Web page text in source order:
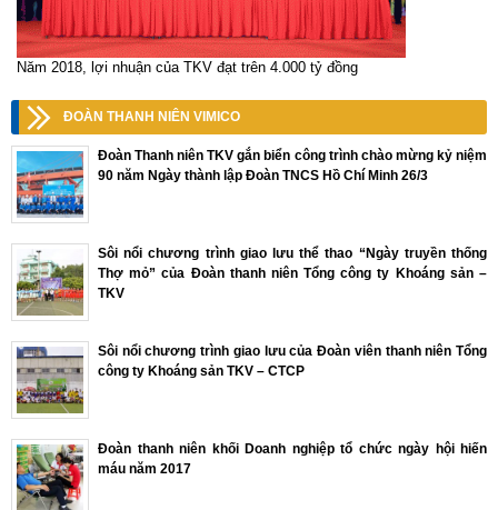
Năm 2018, lợi nhuận của TKV đạt trên 4.000 tỷ đồng
ĐOÀN THANH NIÊN VIMICO
Đoàn Thanh niên TKV gắn biển công trình chào mừng kỷ niệm
90 năm Ngày thành lập Đoàn TNCS Hồ Chí Minh 26/3
Sôi nổi chương trình giao lưu thể thao “Ngày truyền thống
Thợ mỏ” của Đoàn thanh niên Tổng công ty Khoáng sản –
TKV
Sôi nổi chương trình giao lưu của Đoàn viên thanh niên Tổng
công ty Khoáng sản TKV – CTCP
Đoàn thanh niên khối Doanh nghiệp tổ chức ngày hội hiến
máu năm 2017